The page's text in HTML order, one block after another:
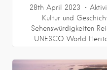
28th April 2023
Kultur und
Sehenswürdigkeiten
UNESCO World